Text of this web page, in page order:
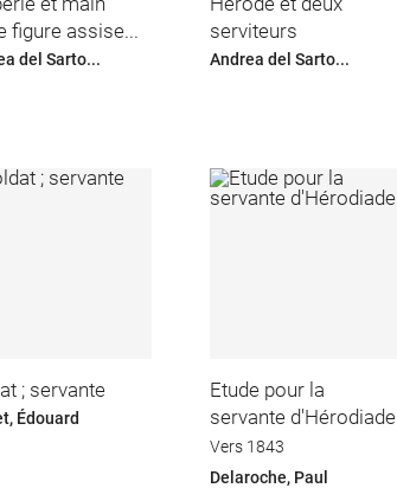
figure assise...
del Sarto...
serviteurs
Andrea del Sarto...
; servante
Édouard
Etude pour la
servante d'Hérodiade
Vers 1843
Delaroche, Paul